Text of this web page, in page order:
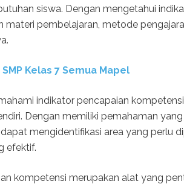
siswa. Dengan mengetahui
materi pembelajaran, metode
SMP Kelas 7 Semua Mapel
indikator pencapaian
Dengan memiliki pemahaman yang
mengidentifikasi area yang perlu
efektif.
kompetensi merupakan alat yang